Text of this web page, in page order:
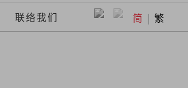
联络我们 简 | 繁